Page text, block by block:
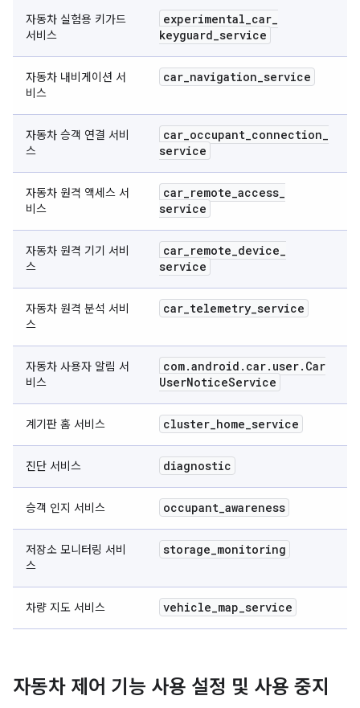
자동차 실험용 키가드
서비스
experimental_car_
keyguard_service
자동차 내비게이션 서
비스
car_navigation_service
자동차 승객 연결 서비
스
car_occupant_connection_
service
자동차 원격 액세스 서
비스
car_remote_access_
service
자동차 원격 기기 서비
스
car_remote_device_
service
자동차 원격 분석 서비
스
car_telemetry_service
자동차 사용자 알림 서
비스
com.android . car. user. Car
UserNoticeService
계기판 홈 서비스 cluster_home_service
진단 서비스 diagnostic
승객 인지 서비스 occupant_awareness
저장소 모니터링 서비
스
storage_monitoring
차량 지도 서비스 vehicle_map_service
자동차 제어 기능 사용 설정 및 사용 중지